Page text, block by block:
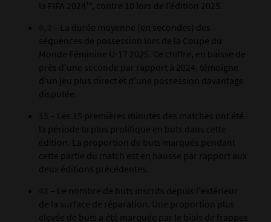
la FIFA 2024™, contre 10 lors de l’édition 2025.
– La durée moyenne (en secondes) des
séquences de possession lors de la Coupe du
Monde Féminine U-17 2025. Ce chiffre, en baisse de
près d'une seconde par rapport à 2024, témoigne
d'un jeu plus direct et d'une possession davantage
disputée.
– Les 15 premières minutes des matches ont été
la période la plus prolifique en buts dans cette
édition. La proportion de buts marqués pendant
cette partie du match est en hausse par rapport aux
deux éditions précédentes.
– Le nombre de buts inscrits depuis l'extérieur
de la surface de réparation. Une proportion plus
élevée de buts a été marquée par le biais de frappes